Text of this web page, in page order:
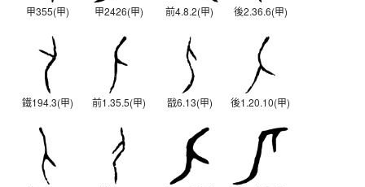
甲355(甲) 甲2426(甲) 前4.8.2(甲) 後2.36.6(甲)
鐵194.3(甲) 前1.35.5(甲) 戩6.13(甲) 後1.20.10(甲)